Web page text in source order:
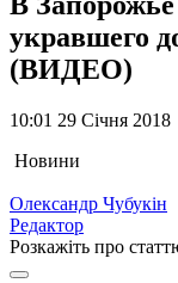
укравшего
(ВИДЕО)
10:01 29 Січня 2018
Новини
Олександр Чубукін
Редактор
Розкажіть про